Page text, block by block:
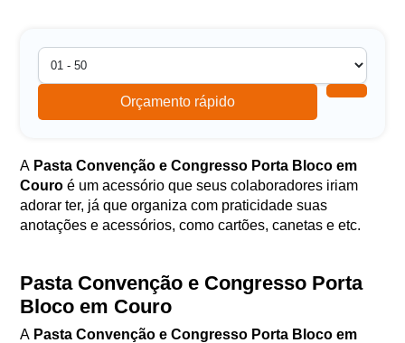
Orçamento rápido
A Pasta Convenção e Congresso Porta Bloco em
Couroé um acessório que seus colaboradores iriam
adorar ter, já que organiza com praticidade suas
anotações e acessórios, como cartões, canetas e etc.
Pasta Convenção e Congresso Porta
Bloco em Couro
A Pasta Convenção e Congresso Porta Bloco em